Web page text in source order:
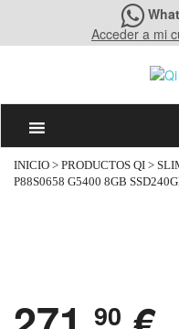
Acceder a mi
INICIO > PRODUCTOS QI >
P88S0658 G5400 8GB
90